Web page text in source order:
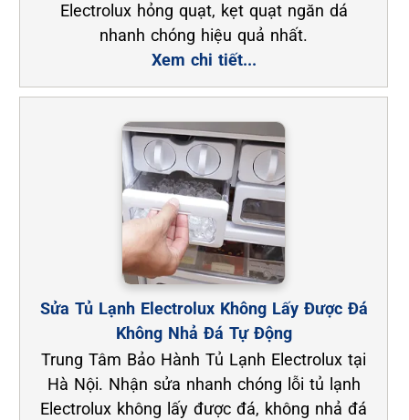
Electrolux hỏng quạt, kẹt quạt ngăn dá
nhanh chóng hiệu quả nhất.
Xem chi tiết...
Sửa Tủ Lạnh Electrolux Không Lấy Được Đá
Không Nhả Đá Tự Động
Trung Tâm Bảo Hành Tủ Lạnh Electrolux tại
Hà Nội. Nhận sửa nhanh chóng lỗi tủ lạnh
Electrolux không lấy được đá, không nhả đá